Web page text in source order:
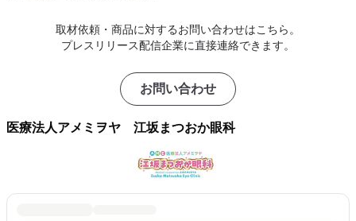
取材依頼・商品に対するお問い合わせはこちら。
プレスリリース配信企業に直接連絡できます。
お問い合わせ
医療法人アメミヲヤ 江坂まつおか眼科